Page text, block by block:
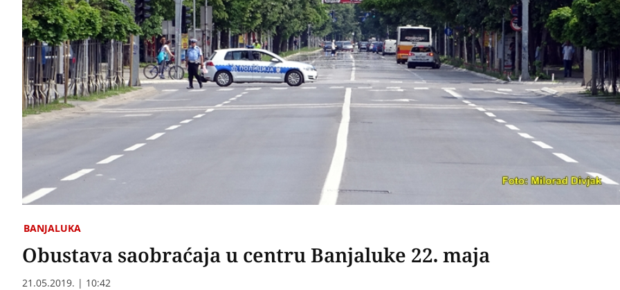
BANJALUKA
Obustava saobraćaja u centru Banjaluke 22. maja
21.05.2019. | 10:42